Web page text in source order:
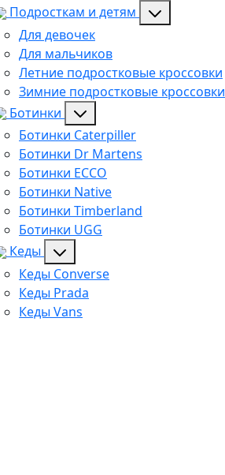
Подросткам и детям
Для девочек
Для мальчиков
Летние подростковые кроссовки
Зимние подростковые кроссовки
Ботинки
Ботинки Caterpiller
Ботинки Dr Martens
Ботинки ECCO
Ботинки Native
Ботинки Timberland
Ботинки UGG
Кеды
Кеды Converse
Кеды Prada
Кеды Vans